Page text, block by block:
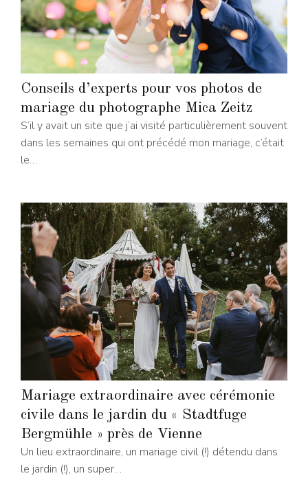
Conseils d’experts pour vos photos de
mariage du photographe Mica Zeitz
S’il y avait un site que j’ai visité particulièrement souvent
dans les semaines qui ont précédé mon mariage, c’était
le…
Mariage extraordinaire avec cérémonie
civile dans le jardin du « Stadtfuge
Bergmühle » près de Vienne
Un lieu extraordinaire, un mariage civil (!) détendu dans
le jardin (!), un super…